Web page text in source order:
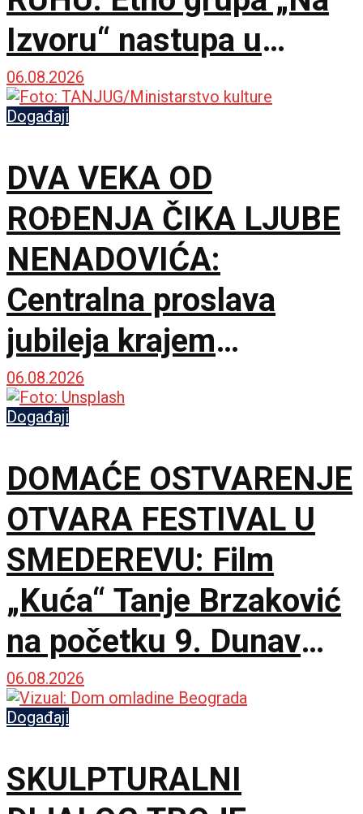
Izvoru“ nastupa u
Smederevu
06.08.2026
Događaji
DVA VEKA OD
ROĐENJA ČIKA LJUBE
NENADOVIĆA:
Centralna proslava
jubileja krajem
septembra u Brankovini
06.08.2026
Događaji
DOMAĆE OSTVARENJE
OTVARA FESTIVAL U
SMEDEREVU: Film
„Kuća“ Tanje Brzaković
na početku 9. Dunav
Film Festa
06.08.2026
Događaji
SKULPTURALNI